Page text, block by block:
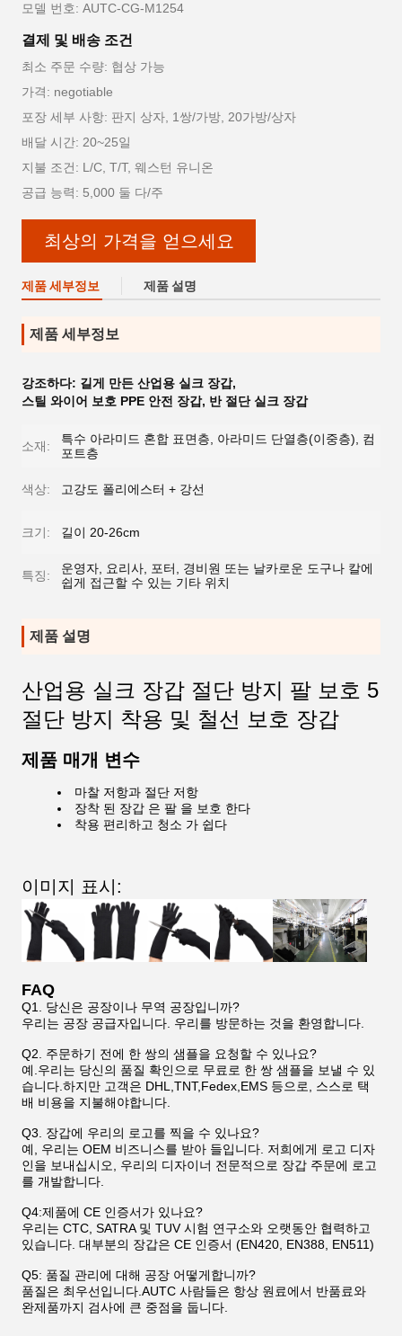
모델 번호: AUTC-CG-M1254
결제 및 배송 조건
최소 주문 수량: 협상 가능
가격: negotiable
포장 세부 사항: 판지 상자, 1쌍/가방, 20가방/상자
배달 시간: 20~25일
지불 조건: L/C, T/T, 웨스턴 유니온
공급 능력: 5,000 둘 다/주
최상의 가격을 얻으세요
제품 세부정보 제품 설명
제품 세부정보
강조하다: 길게 만든 산업용 실크 장갑,
스틸 와이어 보호 PPE 안전 장갑, 반 절단 실크 장갑
소재:
특수 아라미드 혼합 표면층, 아라미드 단열층(이중층), 컴
포트층
색상: 고강도 폴리에스터 + 강선
크기: 길이 20-26cm
특징:
운영자, 요리사, 포터, 경비원 또는 날카로운 도구나 칼에
쉽게 접근할 수 있는 기타 위치
제품 설명
산업용 실크 장갑 절단 방지 팔 보호 5
절단 방지 착용 및 철선 보호 장갑
제품 매개 변수
마찰 저항과 절단 저항
장착 된 장갑 은 팔 을 보호 한다
착용 편리하고 청소 가 쉽다
이미지 표시:
FAQ
Q1. 당신은 공장이나 무역 공장입니까?
우리는 공장 공급자입니다. 우리를 방문하는 것을 환영합니다.
Q2. 주문하기 전에 한 쌍의 샘플을 요청할 수 있나요?
예.우리는 당신의 품질 확인으로 무료로 한 쌍 샘플을 보낼 수 있
습니다.하지만 고객은 DHL,TNT,Fedex,EMS 등으로, 스스로 택
배 비용을 지불해야합니다.
Q3. 장갑에 우리의 로고를 찍을 수 있나요?
예, 우리는 OEM 비즈니스를 받아 들입니다. 저희에게 로고 디자
인을 보내십시오, 우리의 디자이너 전문적으로 장갑 주문에 로고
를 개발합니다.
Q4:제품에 CE 인증서가 있나요?
우리는 CTC, SATRA 및 TUV 시험 연구소와 오랫동안 협력하고
있습니다. 대부분의 장갑은 CE 인증서 (EN420, EN388, EN511)
Q5: 품질 관리에 대해 공장 어떻게합니까?
품질은 최우선입니다.AUTC 사람들은 항상 원료에서 반품료와
완제품까지 검사에 큰 중점을 둡니다.